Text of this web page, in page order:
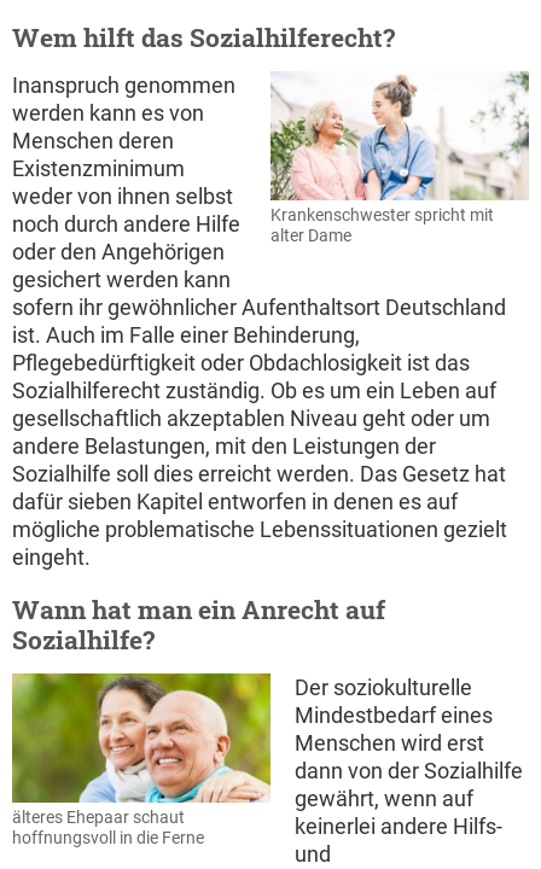
Wem hilft das Sozialhilferecht?
Krankenschwester spricht mit
alter Dame
Inanspruch genommen
werden kann es von
Menschen deren
Existenzminimum
weder von ihnen selbst
noch durch andere Hilfe
oder den Angehörigen
gesichert werden kann
sofern ihr gewöhnlicher Aufenthaltsort Deutschland
ist. Auch im Falle einer Behinderung,
Pflegebedürftigkeit oder Obdachlosigkeit ist das
Sozialhilferecht zuständig. Ob es um ein Leben auf
gesellschaftlich akzeptablen Niveau geht oder um
andere Belastungen, mit den Leistungen der
Sozialhilfe soll dies erreicht werden. Das Gesetz hat
dafür sieben Kapitel entworfen in denen es auf
mögliche problematische Lebenssituationen gezielt
eingeht.
Wann hat man ein Anrecht auf
Sozialhilfe?
älteres Ehepaar schaut
hoffnungsvoll in die Ferne
Der soziokulturelle
Mindestbedarf eines
Menschen wird erst
dann von der Sozialhilfe
gewährt, wenn auf
keinerlei andere Hilfs-
und